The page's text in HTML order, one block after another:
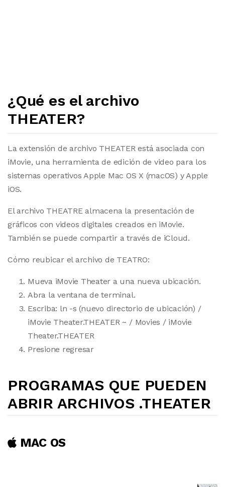
¿Qué es el archivo
THEATER?
La extensión de archivo THEATER está asociada con
iMovie, una herramienta de edición de video para los
sistemas operativos Apple Mac OS X (macOS) y Apple
iOS.
El archivo THEATRE almacena la presentación de
gráficos con videos digitales creados en iMovie.
También se puede compartir a través de iCloud.
Cómo reubicar el archivo de TEATRO:
Mueva iMovie Theater a una nueva ubicación.
Abra la ventana de terminal.
Escriba: ln -s (nuevo directorio de ubicación) /
iMovie Theater.THEATER ~ / Movies / iMovie
Theater.THEATER
Presione regresar
PROGRAMAS QUE PUEDEN
ABRIR ARCHIVOS .THEATER
MAC OS